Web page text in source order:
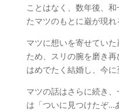
ことはなく、数年後、
たマツのもとに巌が現れ
マツに想いを寄せてい
ため、スリの腕を磨き
はめでたく結婚し、今に
マツの話はさらに続き
は「ついに見つけたぞ…